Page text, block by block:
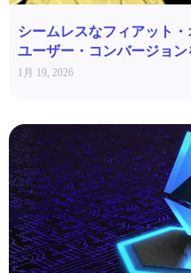
シームレスなフィアット
ユーザー・コンバージョ
1月 19, 2026